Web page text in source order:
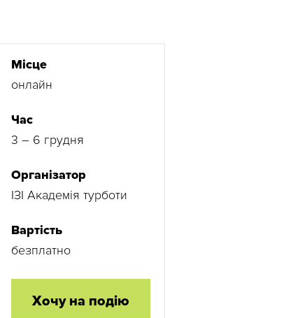
Місце
онлайн
Час
3 – 6 грудня
Організатор
ІЗІ Академія турботи
Вартість
безплатно
Хочу на подію